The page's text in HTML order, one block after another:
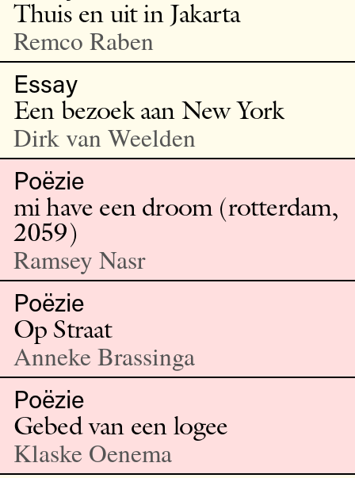
Thuis en uit in Jakarta
Remco Raben
Essay
Een bezoek aan New York
Dirk van Weelden
Poëzie
mi have een droom (rotterdam,
2059)
Ramsey Nasr
Poëzie
Op Straat
Anneke Brassinga
Poëzie
Gebed van een logee
Klaske Oenema